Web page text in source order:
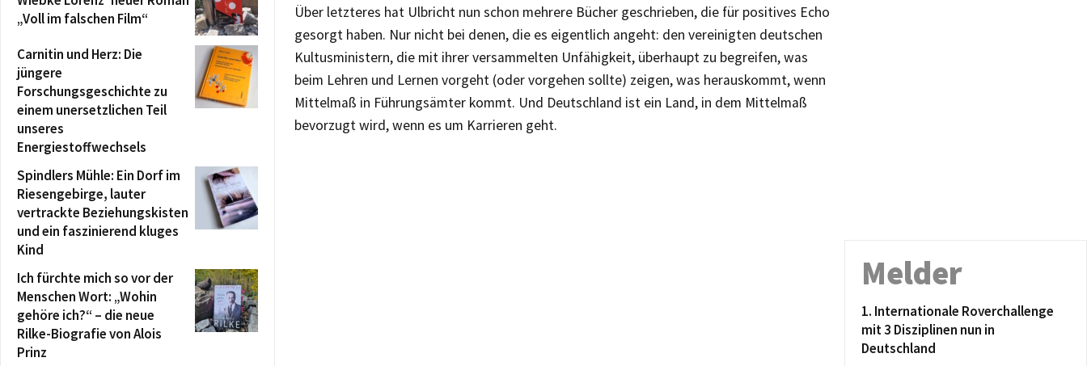
Über letzteres hat Ulbricht nun schon mehrere Bücher geschrieben, die für positives Echo
gesorgt haben. Nur nicht bei denen, die es eigentlich angeht: den vereinigten deutschen
Kultusministern, die mit ihrer versammelten Unfähigkeit, überhaupt zu begreifen, was
beim Lehren und Lernen vorgeht (oder vorgehen sollte) zeigen, was herauskommt, wenn
Mittelmaß in Führungsämter kommt. Und Deutschland ist ein Land, in dem Mittelmaß
bevorzugt wird, wenn es um Karrieren geht.
„Voll im falschen Film“
Carnitin und Herz: Die
jüngere
Forschungsgeschichte zu
einem unersetzlichen Teil
unseres
Energiestoffwechsels
Spindlers Mühle: Ein Dorf im
Riesengebirge, lauter
vertrackte Beziehungskisten
und ein faszinierend kluges
Kind
Ich fürchte mich so vor der
Menschen Wort: „Wohin
gehöre ich?“ – die neue
Rilke-Biografie von Alois
Prinz
Melder
1. Internationale Roverchallenge
mit 3 Disziplinen nun in
Deutschland